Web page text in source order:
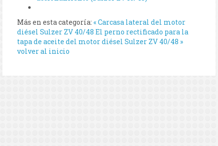
Más en esta categoría: « Carcasa lateral del motor
diésel Sulzer ZV 40/48 El perno rectificado para la
tapa de aceite del motor diésel Sulzer ZV 40/48 »
volver al inicio